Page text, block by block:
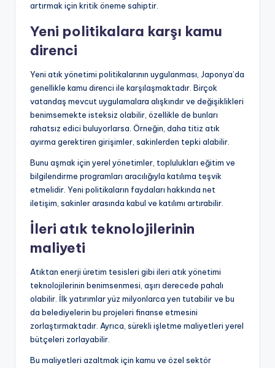
artırmak için kritik öneme sahiptir.
Yeni politikalara karşı kamu
direnci
Yeni atık yönetimi politikalarının uygulanması, Japonya’da
genellikle kamu direnci ile karşılaşmaktadır. Birçok
vatandaş mevcut uygulamalara alışkındır ve değişiklikleri
benimsemekte isteksiz olabilir, özellikle de bunları
rahatsız edici buluyorlarsa. Örneğin, daha titiz atık
ayırma gerektiren girişimler, sakinlerden tepki alabilir.
Bunu aşmak için yerel yönetimler, toplulukları eğitim ve
bilgilendirme programları aracılığıyla katılıma teşvik
etmelidir. Yeni politikaların faydaları hakkında net
iletişim, sakinler arasında kabul ve katılımı artırabilir.
İleri atık teknolojilerinin
maliyeti
Atıktan enerji üretim tesisleri gibi ileri atık yönetimi
teknolojilerinin benimsenmesi, aşırı derecede pahalı
olabilir. İlk yatırımlar yüz milyonlarca yen tutabilir ve bu
da belediyelerin bu projeleri finanse etmesini
zorlaştırmaktadır. Ayrıca, sürekli işletme maliyetleri yerel
bütçeleri zorlayabilir.
Bu maliyetleri azaltmak için kamu ve özel sektör